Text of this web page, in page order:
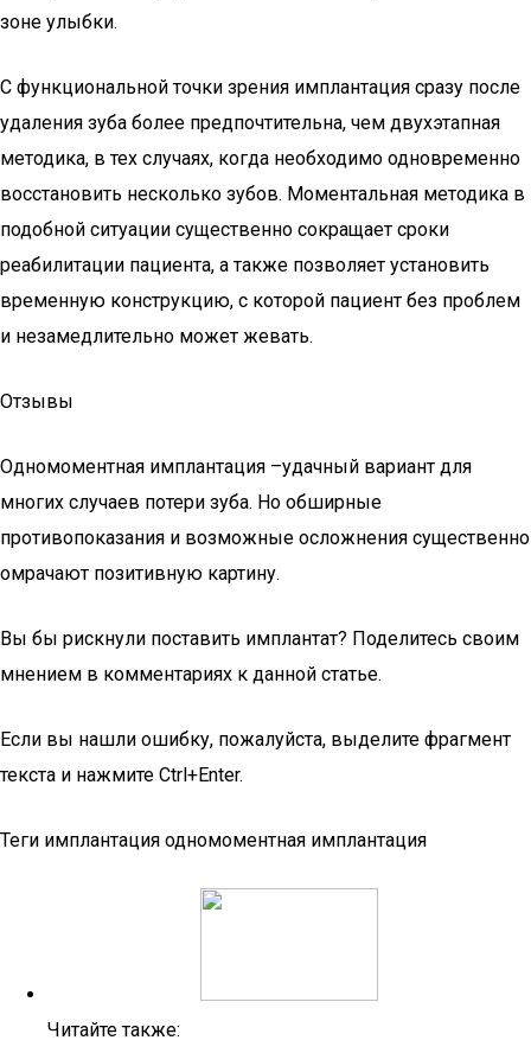
зоне улыбки.
С функциональной точки зрения имплантация сразу после
удаления зуба более предпочтительна, чем двухэтапная
методика, в тех случаях, когда необходимо одновременно
восстановить несколько зубов. Моментальная методика в
подобной ситуации существенно сокращает сроки
реабилитации пациента, а также позволяет установить
временную конструкцию, с которой пациент без проблем
и незамедлительно может жевать.
Отзывы
Одномоментная имплантация –удачный вариант для
многих случаев потери зуба. Но обширные
противопоказания и возможные осложнения существенно
омрачают позитивную картину.
Вы бы рискнули поставить имплантат? Поделитесь своим
мнением в комментариях к данной статье.
Если вы нашли ошибку, пожалуйста, выделите фрагмент
текста и нажмите Ctrl+Enter.
Теги имплантация одномоментная имплантация
Читайте также: